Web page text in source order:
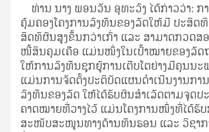
ທ່ານ ນາງ ພອນວັນ ອຸທະວົງ ໄດ້ກ່າວວ່າ: ກ
ຄຸ້ມຄອງໂຄງການລົງທຶນຂອງລັດໃຫ້ມີ ປະສິດ
ສິດທິຜົນສູງຂຶ້ນກວ່າເກົ່າ ແລະ ສາມາດກວດສ
ໜີ້ສິນຄຸມເຄືອ ແມ່ນໜຶ່ງໃນເປົ້າໝາຍຂອງລັດຖ
ໃຫ້ການລົງທຶນຊຸກຍູ້ການເຕີບໂຕຢ່າງມີຄຸນນະ
ແມ່ນການຈັດຕັ້ງປະຕິບັດແຜນດໍາເນີນງານກາ
ລົງທຶນຂອງລັດ ໃຫ້ໄດ້ຮັບຜົນສໍາເລັດຕາມຈຸດປ
ຄາດໝາຍທີ່ວາງໄວ້ ແມ່ນໂຄງການໜຶ່ງທີ່ໄດ້ຮັ
ສະໜັບສະໜູນທາງດ້ານທຶນຮອນ ແລະ ວິຊາກ